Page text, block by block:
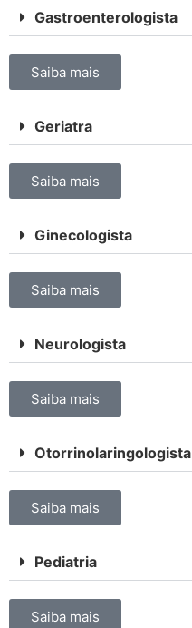
Gastroenterologista
Saiba mais
Geriatra
Saiba mais
Ginecologista
Saiba mais
Neurologista
Saiba mais
Otorrinolaringologista
Saiba mais
Pediatria
Saiba mais